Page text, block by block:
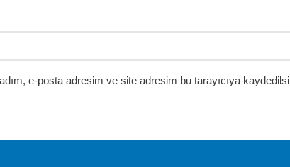
e-posta adresim ve site adresim bu tarayıcıya